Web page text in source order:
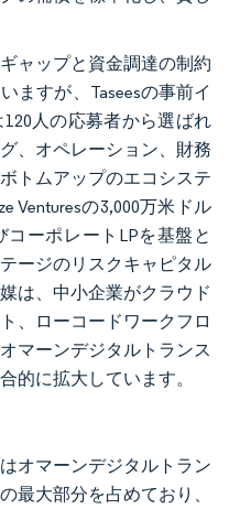
ャップと資金調達の制約
ますが、Taseesの事前イ
人の応募者から選ばれ
、オペレーション、財務
トムアップのエコシステ
Venturesの3,000万米ドル
ーポレートLPを基盤と
ージのリスクキャピタル
は、中小企業がクラウド
、ローコードワークフロ
マーンデジタルトランス
的に拡大しています。
オマーンデジタルトラン
最大部分を占めており、